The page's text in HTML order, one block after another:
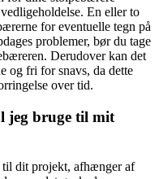
En eller to
for eventuelle tegn på
problemer, bør du tage
Derudover kan det
og fri for snavs, da dette
over tid.
jeg bruge til mit
til dit projekt, afhænger af